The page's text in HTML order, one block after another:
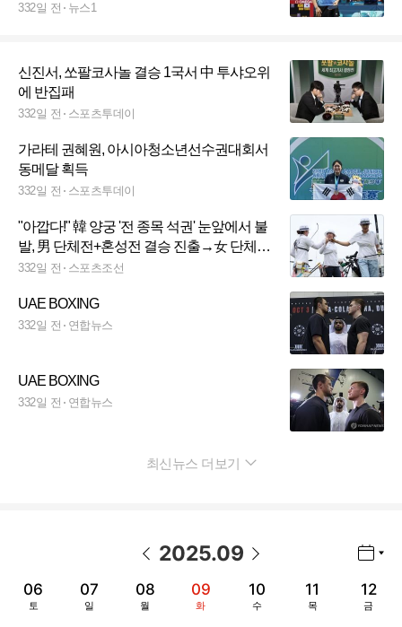
332일 전 뉴스1
신진서, 쏘팔코사놀 결승 1국서 中 투샤오위
에 반집패
332일 전 스포츠투데이
가라테 권혜원, 아시아청소년선수권대회서
동메달 획득
332일 전 스포츠투데이
"아깝다!" 韓 양궁 '전 종목 석권' 눈앞에서 불
발, 男 단체전+혼성전 결승 진출→女 단체전
3위 결정전
332일 전 스포츠조선
UAE BOXING
332일 전 연합뉴스
UAE BOXING
332일 전 연합뉴스
최신뉴스 더보기
2025.09
06
토
07
일
08
월
09
화
10
수
11
목
12
금